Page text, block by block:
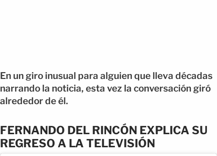
En un giro inusual para alguien que lleva décadas
narrando la noticia, esta vez la conversación giró
alrededor de él.
FERNANDO DEL RINCÓN EXPLICA SU
REGRESO A LA TELEVISIÓN